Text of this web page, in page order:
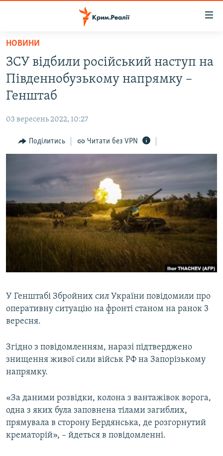
Перейти
основного
матеріалу
Перейти
до
основної
навігації
Перейти
до
ВОДА.КРИМ
ВІДЕО ТА ФОТО
БЛОГИ
ПОГЛЯД
ВСЕ ЗА ДЕНЬ
СПЕЦПРОЕКТИ
ДЕПОРТАЦІЯ
ВІДЕОУРОКИ «ELIFBE»
СВІДЧЕННЯ ОКУПАЦІЇ
УКРАЇНСЬКА ПРОБЛЕМА КРИМУ
ЯК ОБІЙТИ БЛОКУВАННЯ
Русский
НОВИНИ
ЗСУ відбили російський наступ на
Південнобузькому напрямку –
Генштаб
03 вересень 2022, 10:27
Поділитись Читати без VPN
У Генштабі Збройних сил України повідомили про
оперативну ситуацію на фронті станом на ранок 3
вересня.
Згідно з повідомленням, наразі підтверджено
знищення живої сили військ РФ на Запорізькому
напрямку.
«За даними розвідки, колона з вантажівок ворога,
одна з яких була заповнена тілами загиблих,
прямувала в сторону Бердянська, де розгорнутий
крематорій», – йдеться в повідомленні.